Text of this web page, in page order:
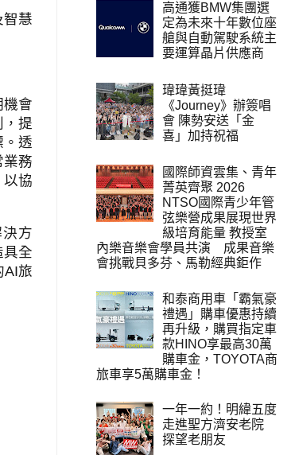
智慧
會
提
。透
業務
協
方
全
AI旅
高通獲BMW集團選
定為未來十年數位座
艙與自動駕駛系統主
要運算晶片供應商
瑋瑋黃挺瑋
《Journey》辦簽唱
會 陳勢安送「金
喜」加持祝福
國際師資雲集、青年
菁英齊聚 2026
NTSO國際青少年管
弦樂營成果展現世界
級培育能量 教授室
內樂音樂會學員共演 成果音樂
會挑戰貝多芬、馬勒經典鉅作
和泰商用車「霸氣豪
禮遇」購車優惠持續
再升級，購買指定車
款HINO享最高30萬
購車金，TOYOTA商
旅車享5萬購車金！
一年一約！明緯五度
走進聖方濟安老院
探望老朋友